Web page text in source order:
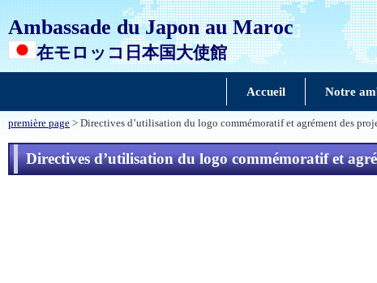
Ambassade du Japon au Maroc
在モロッコ日本国大使館
Accueil Notre
première page > Directives d’utilisation du logo commémoratif et agrément des
Directives d’utilisation du logo commémoratif et